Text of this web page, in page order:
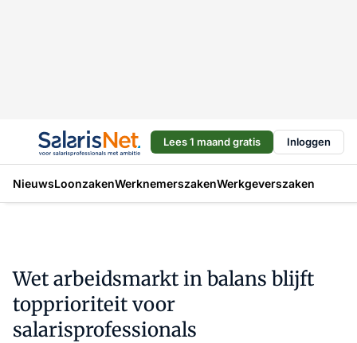
Lees 1 maand gratis Inloggen
NieuwsLoonzakenWerknemerszakenWerkgeverszaken
Wet arbeidsmarkt in balans blijft
topprioriteit voor
salarisprofessionals